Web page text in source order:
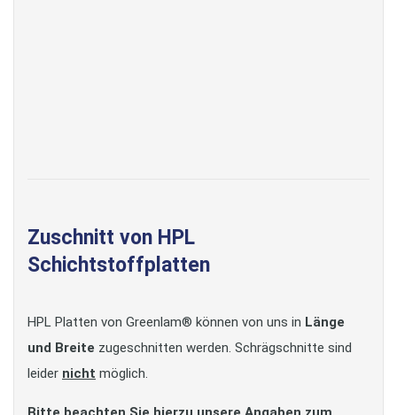
Zuschnitt von HPL
Schichtstoffplatten
HPL Platten von Greenlam® können von uns in Länge
und Breite zugeschnitten werden. Schrägschnitte sind
leider nicht möglich.